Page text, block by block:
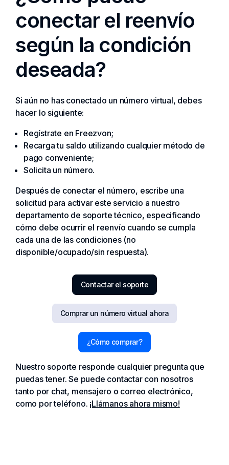
conectar el reenvío
según la condición
deseada?
Si aún no has conectado un número virtual, debes
hacer lo siguiente:
Regístrate en Freezvon;
Recarga tu saldo utilizando cualquier método de
pago conveniente;
Solicita un número.
Después de conectar el número, escribe una
solicitud para activar este servicio a nuestro
departamento de soporte técnico, especificando
cómo debe ocurrir el reenvío cuando se cumpla
cada una de las condiciones (no
disponible/ocupado/sin respuesta).
Contactar el soporte
Comprar un número virtual ahora
¿Cómo comprar?
Nuestro soporte responde cualquier pregunta que
puedas tener. Se puede contactar con nosotros
tanto por chat, mensajero o correo electrónico,
como por teléfono. ¡Llámanos ahora mismo!